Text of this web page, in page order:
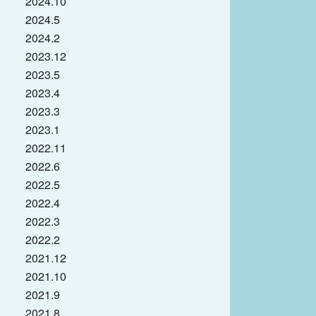
2024.5
2024.2
2023.12
2023.5
2023.4
2023.3
2023.1
2022.11
2022.6
2022.5
2022.4
2022.3
2022.2
2021.12
2021.10
2021.9